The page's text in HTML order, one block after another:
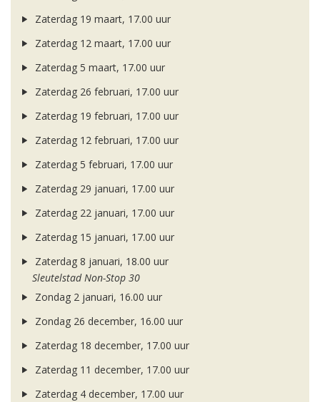
Zaterdag 19 maart, 17.00 uur
Zaterdag 12 maart, 17.00 uur
Zaterdag 5 maart, 17.00 uur
Zaterdag 26 februari, 17.00 uur
Zaterdag 19 februari, 17.00 uur
Zaterdag 12 februari, 17.00 uur
Zaterdag 5 februari, 17.00 uur
Zaterdag 29 januari, 17.00 uur
Zaterdag 22 januari, 17.00 uur
Zaterdag 15 januari, 17.00 uur
Zaterdag 8 januari, 18.00 uur
Sleutelstad Non-Stop 30
Zondag 2 januari, 16.00 uur
Zondag 26 december, 16.00 uur
Zaterdag 18 december, 17.00 uur
Zaterdag 11 december, 17.00 uur
Zaterdag 4 december, 17.00 uur